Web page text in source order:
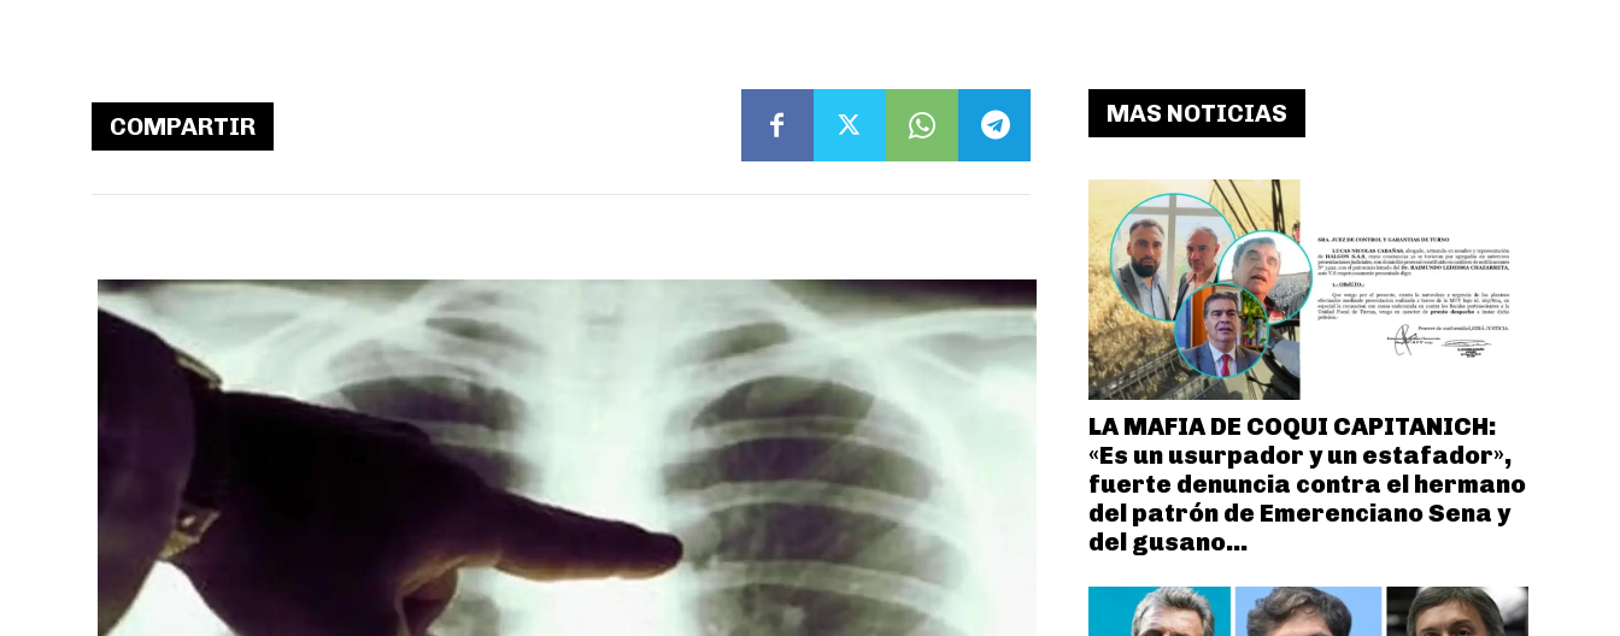
COMPARTIR MAS NOTICIAS
LA MAFIA DE COQUI CAPITANICH:
«Es un usurpador y un estafador»,
fuerte denuncia contra el hermano
del patrón de Emerenciano Sena y
del gusano...